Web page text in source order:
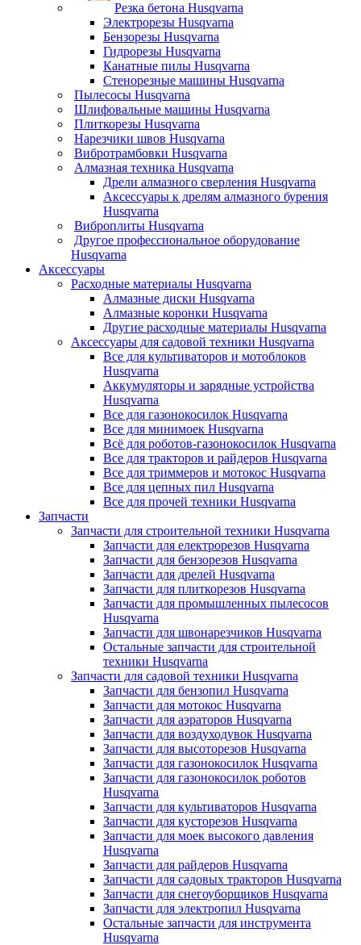
Резка бетона Husqvarna
Электрорезы Husqvarna
Бензорезы Husqvarna
Гидрорезы Husqvarna
Канатные пилы Husqvarna
Стенорезные машины Husqvarna
Пылесосы Husqvarna
Шлифовальные машины Husqvarna
Плиткорезы Husqvarna
Нарезчики швов Husqvarna
Вибротрамбовки Husqvarna
Алмазная техника Husqvarna
Дрели алмазного сверления Husqvarna
Аксессуары к дрелям алмазного бурения
Husqvarna
Виброплиты Husqvarna
Другое профессиональное оборудование
Husqvarna
Аксессуары
Расходные материалы Husqvarna
Алмазные диски Husqvarna
Алмазные коронки Husqvarna
Другие расходные материалы Husqvarna
Аксессуары для садовой техники Husqvarna
Все для культиваторов и мотоблоков
Husqvarna
Аккумуляторы и зарядные устройства
Husqvarna
Все для газонокосилок Husqvarna
Все для минимоек Husqvarna
Всё для роботов-газонокосилок Husqvarna
Все для тракторов и райдеров Husqvarna
Все для триммеров и мотокос Husqvarna
Все для цепных пил Husqvarna
Все для прочей техники Husqvarna
Запчасти
Запчасти для строительной техники Husqvarna
Запчасти для електрорезов Husqvarna
Запчасти для бензорезов Husqvarna
Запчасти для дрелей Husqvarna
Запчасти для плиткорезов Husqvarna
Запчасти для промышленных пылесосов
Husqvarna
Запчасти для швонарезчиков Husqvarna
Остальные запчасти для строительной
техники Husqvarna
Запчасти для садовой техники Husqvarna
Запчасти для бензопил Husqvarna
Запчасти для мотокос Husqvarna
Запчасти для аэраторов Husqvarna
Запчасти для воздуходувок Husqvarna
Запчасти для высоторезов Husqvarna
Запчасти для газонокосилок Husqvarna
Запчасти для газонокосилок роботов
Husqvarna
Запчасти для культиваторов Husqvarna
Запчасти для кусторезов Husqvarna
Запчасти для моек высокого давления
Husqvarna
Запчасти для райдеров Husqvarna
Запчасти для садовых тракторов Husqvarna
Запчасти для снегоуборщиков Husqvarna
Запчасти для электропил Husqvarna
Остальные запчасти для инструмента
Husqvarna